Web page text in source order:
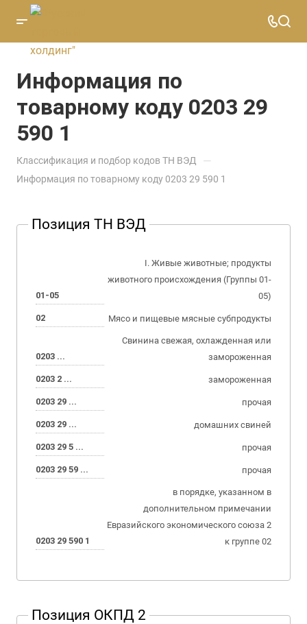
Информация по
товарному коду 0203 29
590 1
Классификация и подбор кодов ТН ВЭД —
Информация по товарному коду 0203 29 590 1
Позиция ТН ВЭД
01-05
I. Живые животные; продукты
животного происхождения (Группы 01-
05)
02 Мясо и пищевые мясные субпродукты
0203 ...
Свинина свежая, охлажденная или
замороженная
0203 2 ... замороженная
0203 29 ... прочая
0203 29 ... домашних свиней
0203 29 5 ... прочая
0203 29 59 ... прочая
0203 29 590 1
в порядке, указанном в
дополнительном примечании
Евразийского экономического союза 2
к группе 02
Позиция ОКПД 2